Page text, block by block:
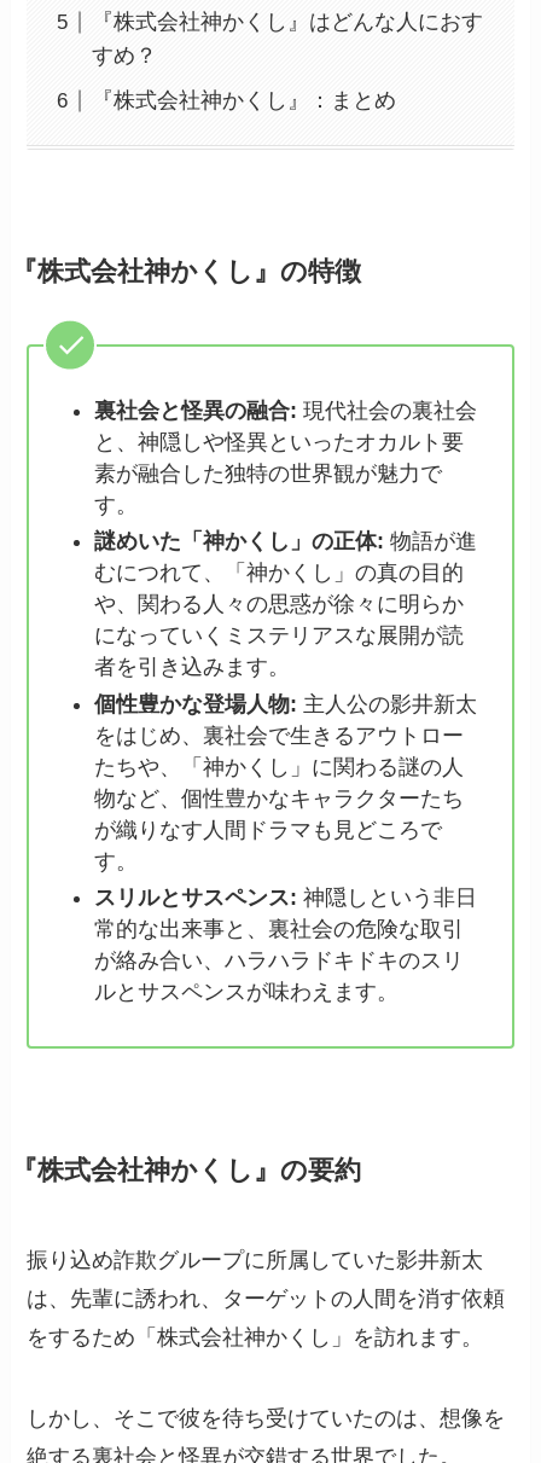
『株式会社神かくし』はどんな人におす
すめ？
『株式会社神かくし』：まとめ
『株式会社神かくし』の特徴
裏社会と怪異の融合: 現代社会の裏社会
と、神隠しや怪異といったオカルト要
素が融合した独特の世界観が魅力で
す。
謎めいた「神かくし」の正体: 物語が進
むにつれて、「神かくし」の真の目的
や、関わる人々の思惑が徐々に明らか
になっていくミステリアスな展開が読
者を引き込みます。
個性豊かな登場人物: 主人公の影井新太
をはじめ、裏社会で生きるアウトロー
たちや、「神かくし」に関わる謎の人
物など、個性豊かなキャラクターたち
が織りなす人間ドラマも見どころで
す。
スリルとサスペンス: 神隠しという非日
常的な出来事と、裏社会の危険な取引
が絡み合い、ハラハラドキドキのスリ
ルとサスペンスが味わえます。
『株式会社神かくし』の要約
振り込め詐欺グループに所属していた影井新太
は、先輩に誘われ、ターゲットの人間を消す依頼
をするため「株式会社神かくし」を訪れます。
しかし、そこで彼を待ち受けていたのは、想像を
絶する裏社会と怪異が交錯する世界でした。